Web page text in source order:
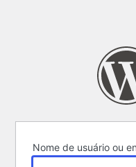
Nome de usuário ou